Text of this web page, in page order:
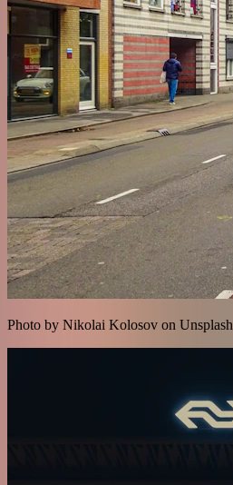
Photo by Nikolai Kolosov on Unsplash